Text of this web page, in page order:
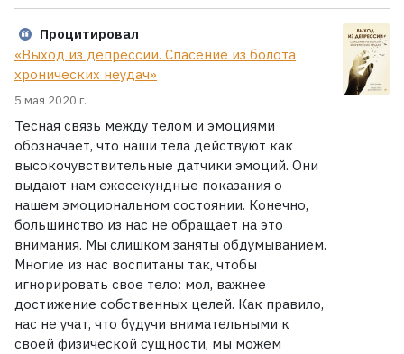
Процитировал
«Выход из депрессии. Спасение из болота
хронических неудач»
5 мая 2020 г.
Тесная связь между телом и эмоциями
обозначает, что наши тела действуют как
высокочувствительные датчики эмоций. Они
выдают нам ежесекундные показания о
нашем эмоциональном состоянии. Конечно,
большинство из нас не обращает на это
внимания. Мы слишком заняты обдумыванием.
Многие из нас воспитаны так, чтобы
игнорировать свое тело: мол, важнее
достижение собственных целей. Как правило,
нас не учат, что будучи внимательными к
своей физической сущности, мы можем